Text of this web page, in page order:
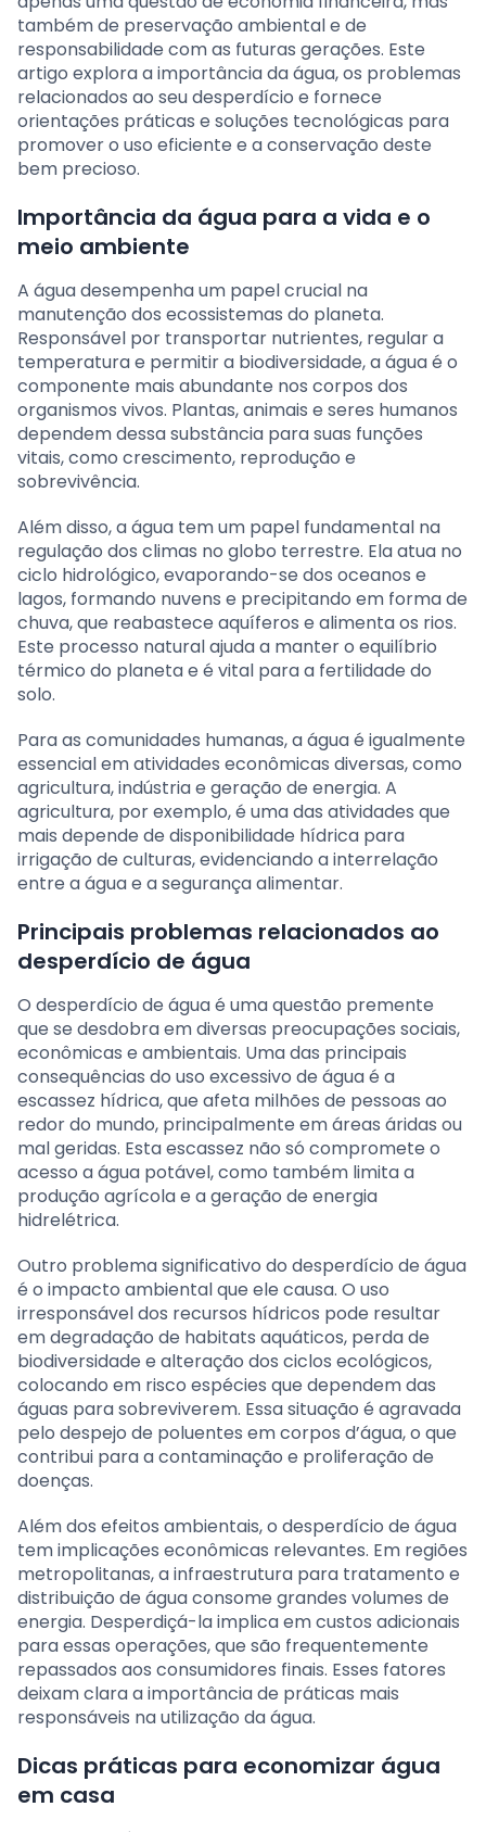
também de preservação ambiental e de
responsabilidade com as futuras gerações. Este
artigo explora a importância da água, os problemas
relacionados ao seu desperdício e fornece
orientações práticas e soluções tecnológicas para
promover o uso eficiente e a conservação deste
bem precioso.
Importância da água para a vida e o
meio ambiente
A água desempenha um papel crucial na
manutenção dos ecossistemas do planeta.
Responsável por transportar nutrientes, regular a
temperatura e permitir a biodiversidade, a água é o
componente mais abundante nos corpos dos
organismos vivos. Plantas, animais e seres humanos
dependem dessa substância para suas funções
vitais, como crescimento, reprodução e
sobrevivência.
Além disso, a água tem um papel fundamental na
regulação dos climas no globo terrestre. Ela atua no
ciclo hidrológico, evaporando-se dos oceanos e
lagos, formando nuvens e precipitando em forma de
chuva, que reabastece aquíferos e alimenta os rios.
Este processo natural ajuda a manter o equilíbrio
térmico do planeta e é vital para a fertilidade do
solo.
Para as comunidades humanas, a água é igualmente
essencial em atividades econômicas diversas, como
agricultura, indústria e geração de energia. A
agricultura, por exemplo, é uma das atividades que
mais depende de disponibilidade hídrica para
irrigação de culturas, evidenciando a interrelação
entre a água e a segurança alimentar.
Principais problemas relacionados ao
desperdício de água
O desperdício de água é uma questão premente
que se desdobra em diversas preocupações sociais,
econômicas e ambientais. Uma das principais
consequências do uso excessivo de água é a
escassez hídrica, que afeta milhões de pessoas ao
redor do mundo, principalmente em áreas áridas ou
mal geridas. Esta escassez não só compromete o
acesso a água potável, como também limita a
produção agrícola e a geração de energia
hidrelétrica.
Outro problema significativo do desperdício de água
é o impacto ambiental que ele causa. O uso
irresponsável dos recursos hídricos pode resultar
em degradação de habitats aquáticos, perda de
biodiversidade e alteração dos ciclos ecológicos,
colocando em risco espécies que dependem das
águas para sobreviverem. Essa situação é agravada
pelo despejo de poluentes em corpos d’água, o que
contribui para a contaminação e proliferação de
doenças.
Além dos efeitos ambientais, o desperdício de água
tem implicações econômicas relevantes. Em regiões
metropolitanas, a infraestrutura para tratamento e
distribuição de água consome grandes volumes de
energia. Desperdiçá-la implica em custos adicionais
para essas operações, que são frequentemente
repassados aos consumidores finais. Esses fatores
deixam clara a importância de práticas mais
responsáveis na utilização da água.
Dicas práticas para economizar água
em casa